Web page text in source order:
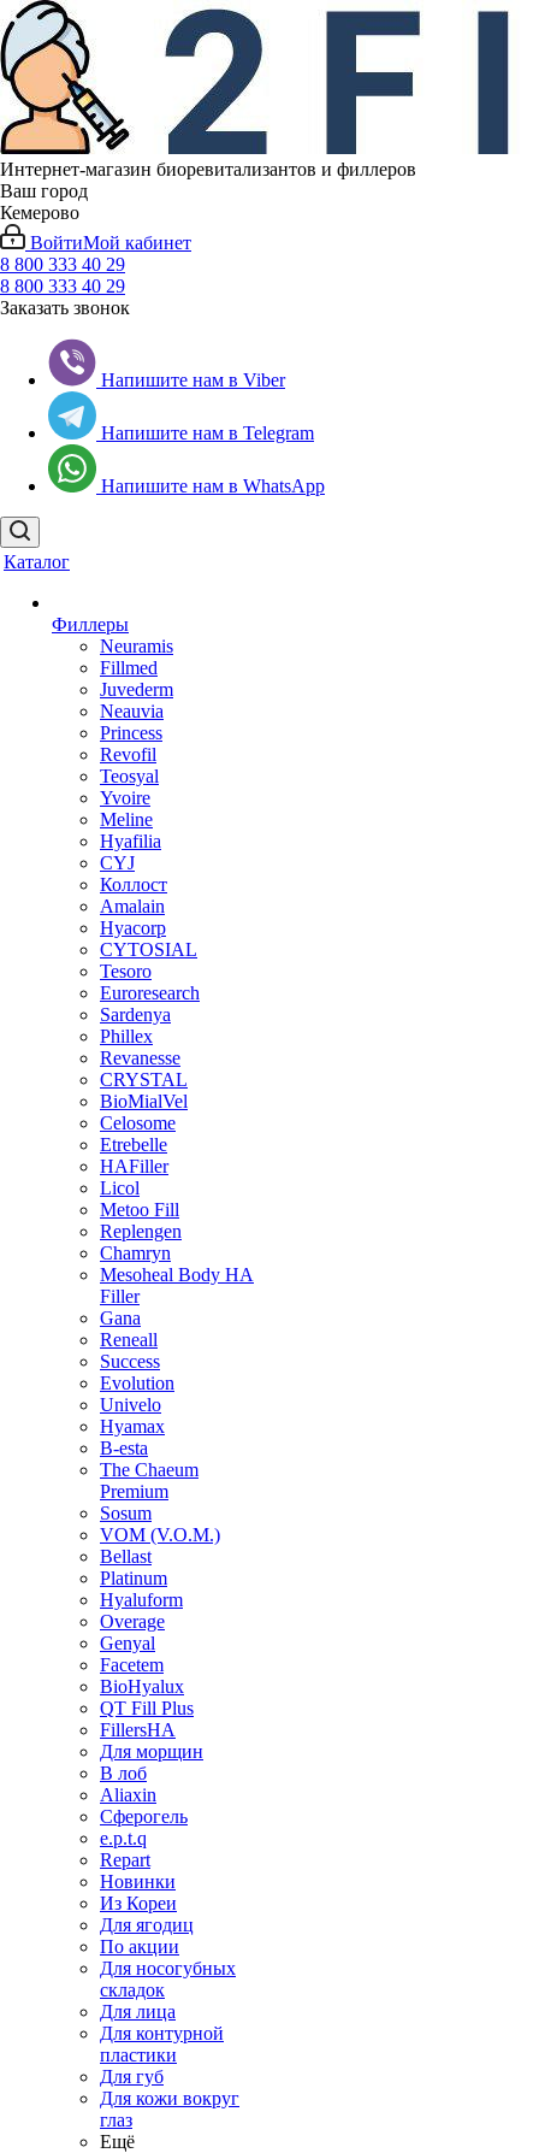
Интернет-магазин биоревитализантов и филлеров
Ваш город
Кемерово
ВойтиМой кабинет
8 800 333 40 29
8 800 333 40 29
Заказать звонок
Напишите нам в Viber
Напишите нам в Telegram
Напишите нам в WhatsApp
Каталог
Филлеры
Neuramis
Fillmed
Juvederm
Neauvia
Princess
Revofil
Teosyal
Yvoire
Meline
Hyafilia
CYJ
Коллост
Amalain
Hyacorp
CYTOSIAL
Tesoro
Euroresearch
Sardenya
Phillex
Revanesse
CRYSTAL
BioMialVel
Celosome
Etrebelle
HAFiller
Licol
Metoo Fill
Replengen
Chamryn
Mesoheal Body HA
Filler
Gana
Reneall
Success
Evolution
Univelo
Hyamax
B-esta
The Chaeum
Premium
Sosum
VOM (V.O.M.)
Bellast
Platinum
Hyaluform
Overage
Genyal
Facetem
BioHyalux
QT Fill Plus
FillersHA
Для морщин
В лоб
Aliaxin
Сферогель
e.p.t.q
Repart
Новинки
Из Кореи
Для ягодиц
По акции
Для носогубных
складок
Для лица
Для контурной
пластики
Для губ
Для кожи вокруг
глаз
Ещё